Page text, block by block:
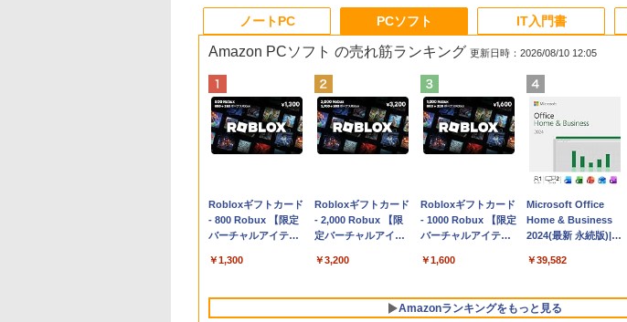
ノートPC
Apple 2026
MacBook Neo A18
Proチップ搭載13イ
AIとApple
設計、Liquid Retina
￥119,800
tomtoc 360°保護
15.6 16インチ パソコ
ンケース Dell NEC
dynabook Lenovo
￥2,952
【Amazon.co.jp限
定】 HP ノートパソ
コン 15-fd 15.6イン
512GB SSD インテ
￥129,800
Apple 2026
MacBook Air M5チ
ップ搭載13インチノ
Apple
ンチLiquid Retinaデ
ィスプレイ、16GB
￥261,414
PCソフト
Amazon PCソフト の売れ筋ランキング 更新日時：2026/08/10 12:05
Robloxギフトカード
- 800 Robux 【限定
バーチャルアイテム
ンゲームコード】 ロ
インコード版
￥1,300
Robloxギフトカード
- 2,000 Robux 【限
定バーチャルアイテ
インゲームコード】
ラインコード版
￥3,200
Robloxギフトカード
- 1000 Robux 【限定
バーチャルアイテム
ンゲームコード】 ロ
ンコード版
￥1,600
Microsoft Office
Home & Business
2024(最新 永続版)|オ
版|Windows11、
￥39,582
Amazonランキングをもっと見る
IT入門書